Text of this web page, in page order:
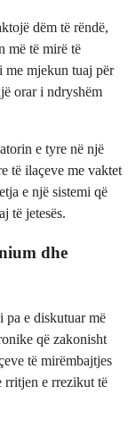
dëm të rëndë,
më të mirë të
me mjekun tuaj për
orar i ndryshëm
e tyre në një
të ilaçeve me vaktet
e një sistemi që
të jetesës.
dhe
pa e diskutuar më
që zakonisht
të mirëmbajtjes
rritjen e rrezikut të